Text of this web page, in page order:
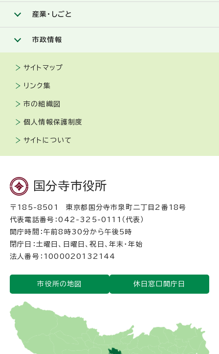
産業・しごと
市政情報
サイトマップ
リンク集
市の組織図
個人情報保護制度
サイトについて
国分寺市役所
〒185-8501 東京都国分寺市泉町二丁目2番18号
代表電話番号：042-325-0111（代表）
開庁時間：午前8時30分から午後5時
閉庁日：土曜日、日曜日、祝日、年末・年始
法人番号：1000020132144
市役所の地図 休日窓口開庁日